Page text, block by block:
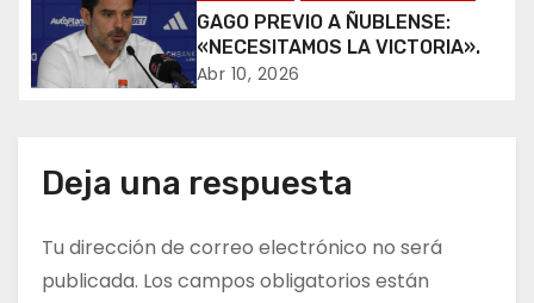
n
d
e
t
GAGO PREVIO A ÑUBLENSE:
«NECESITAMOS LA VICTORIA».
Abr 10, 2026
Deja una respuesta
Tu dirección de correo electrónico no será
publicada. Los campos obligatorios están